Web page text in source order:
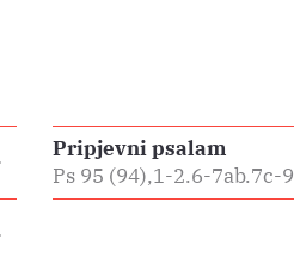
Pripjevni psalam
Ps 95 (94),1-2.6-7ab.7c-9